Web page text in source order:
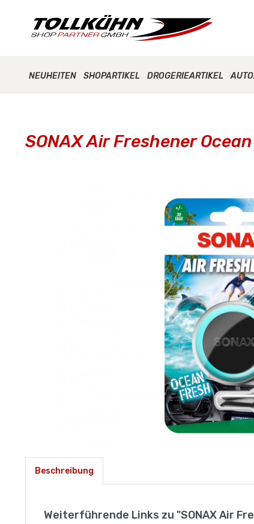
NEUHEITEN SHOPARTIKEL DROGERIEARTIKEL
SONAX Air Freshener
Beschreibung
Weiterführende Links zu "SONAX Air